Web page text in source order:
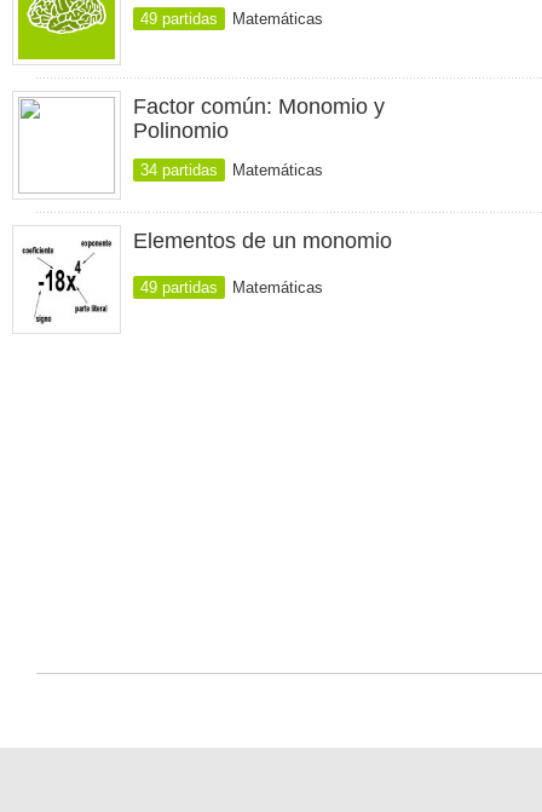
49 partidas Matemáticas
Factor común: Monomio y
Polinomio
34 partidas Matemáticas
Elementos de un monomio
49 partidas Matemáticas